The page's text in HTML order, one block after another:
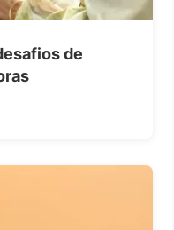
de